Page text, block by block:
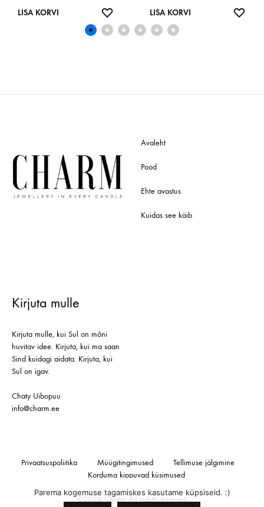
LISA KORVI
SOOVINIMEKIRILISA KORVI
Avaleht
Pood
Ehte avastus
Kuidas see käib
Kirjuta mulle
Kirjuta mulle, kui Sul on mõni
huvitav idee. Kirjuta, kui ma saan
Sind kuidagi aidata. Kirjuta, kui
Sul on igav.
Chaty Uibopuu
info@charm.ee
©2026 Charm All rights reserved
Privaatsuspoliitika Müügitingimused
Tellimuse jälgimine
Korduma kippuvad küsimused
Parema kogemuse tagamiskes kasutame küpsiseid. :)